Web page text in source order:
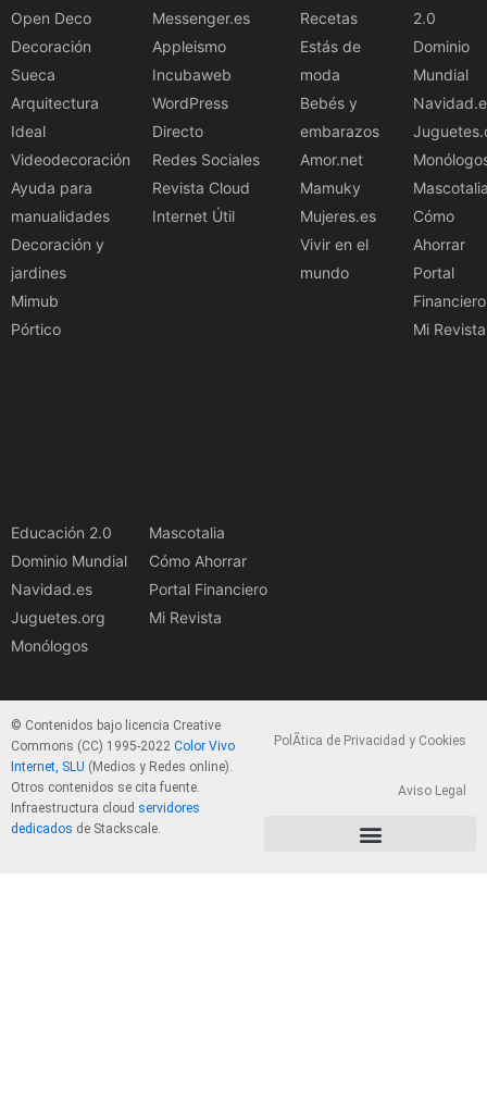
Open Deco
Decoración
Sueca
Arquitectura
Ideal
Videodecoración
Ayuda para
manualidades
Decoración y
jardines
Mimub
Pórtico
Messenger.es
Appleismo
Incubaweb
WordPress
Directo
Redes Sociales
Revista Cloud
Internet Útil
Recetas
Estás de
moda
Bebés y
embarazos
Amor.net
Mamuky
Mujeres.es
Vivir en el
mundo
2.0
Dominio
Mundial
Cómo
Ahorrar
Portal
Financiero
Mi Revista
Educación 2.0
Dominio Mundial
Navidad.es
Juguetes.org
Monólogos
Mascotalia
Cómo Ahorrar
Portal Financiero
Mi Revista
© Contenidos bajo licencia Creative
Commons (CC) 1995-2022 Color Vivo
Internet, SLU (Medios y Redes online).
Otros contenidos se cita fuente.
Infraestructura cloud servidores
dedicados de Stackscale.
PolÃ­tica de Privacidad y Cookies
Aviso Legal